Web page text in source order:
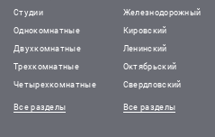
Студии
Однокомнатные
Двухкомнатные
Трехкомнатные
Четырехкомнатные
Все разделы
Железнодорожный
Кировский
Ленинский
Октябрьский
Свердловский
Все разделы